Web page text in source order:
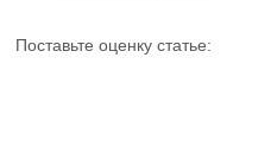
Поставьте оценку статье: